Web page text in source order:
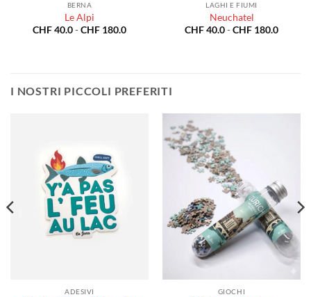
BERNA
Le Alpi
CHF40.0-CHF 180.0Fascia
LAGHI E FIUMI
Neuchatel
CHF40.0-CHF 180.0Fascia
I NOSTRI PICCOLI PREFERITI
ADESIVI GIOCHI